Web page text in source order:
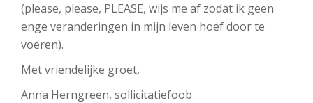
(please, please, PLEASE, wijs me af zodat ik geen
enge veranderingen in mijn leven hoef door te
voeren).
Met vriendelijke groet,
Anna Herngreen, sollicitatiefoob